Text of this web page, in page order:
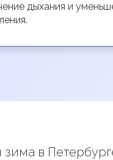
дыхания и
зима в